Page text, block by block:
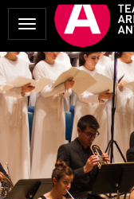
Mostrar
Menú